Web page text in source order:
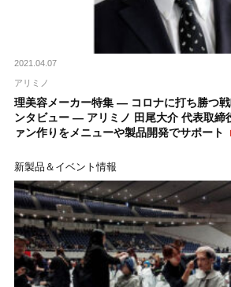
2021.04.07
アリミノ
理美容メーカー特集 ― コロナに打ち勝つ
ンタビュー ― アリミノ 田尾大介 代表取
ァン作りをメニューや製品開発でサポート
新製品＆イベント情報